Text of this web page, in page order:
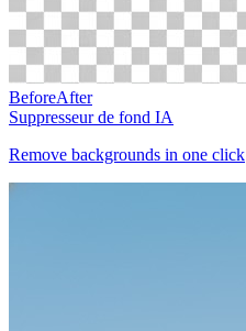
BeforeAfter
Suppresseur de fond IA
Remove backgrounds in one click